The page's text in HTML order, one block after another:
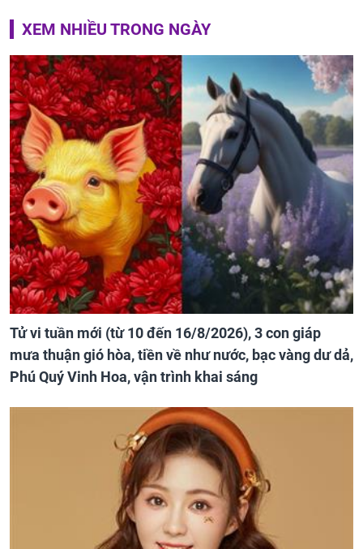
XEM NHIỀU TRONG NGÀY
Tử vi tuần mới (từ 10 đến 16/8/2026), 3 con giáp
mưa thuận gió hòa, tiền về như nước, bạc vàng dư dả,
Phú Quý Vinh Hoa, vận trình khai sáng